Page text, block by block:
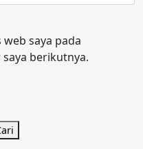
saya pada
berikutnya.